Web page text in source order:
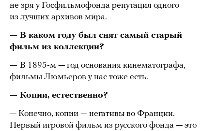
не зря у Госфильмофонда репутация одного
из лучших архивов мира.
— В каком году был снят самый старый
фильм из коллекции?
— В 1895-м — год основания кинематографа,
фильмы Люмьеров у нас тоже есть.
— Копии, естественно?
— Конечно, копии — негативы во Франции.
Первый игровой фильм из русского фонда — это